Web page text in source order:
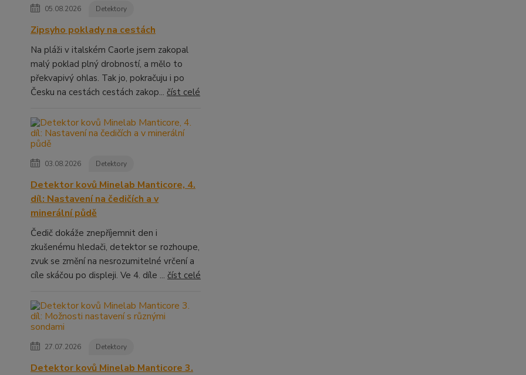
05.08.2026 Detektory
Zipsyho poklady na cestách
Na pláži v italském Caorle jsem zakopal
malý poklad plný drobností, a mělo to
překvapivý ohlas. Tak jo, pokračuju i po
Česku na cestách cestách zakop... číst celé
03.08.2026 Detektory
Detektor kovů Minelab Manticore, 4.
díl: Nastavení na čedičích a v
minerální půdě
Čedič dokáže znepříjemnit den i
zkušenému hledači, detektor se rozhoupe,
zvuk se změní na nesrozumitelné vrčení a
cíle skáčou po displeji. Ve 4. díle ... číst celé
27.07.2026 Detektory
Detektor kovů Minelab Manticore 3.